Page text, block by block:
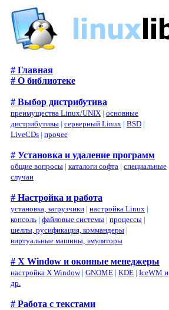
# Главная
# О библиотеке
# Выбор дистрибутива
преимущества Linux/UNIX | основные
дистрибутивы | серверный Linux | BSD |
LiveCDs | прочее
# Установка и удаление программ
общие вопросы | каталоги софта | специальные
случаи
# Настройка и работа
установка, загрузчики | настройка Linux |
консоль | файловые системы | процессы |
шеллы, русификация, коммандеры |
виртуальные машины, эмуляторы
# X Window и оконные менеджеры
настройка X Window| GNOME | KDE | IceWM и
др.
# Работа с текстами